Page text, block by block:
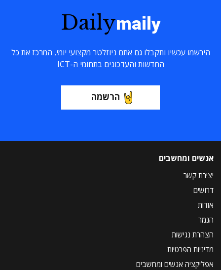
Dailymaily
הירשמו עכשיו ותקבלו גם אתם ניוזלטר מקצועי יומי, המרכז את כל
החדשות והעדכונים בתחומי ה-ICT
הרשמה
אנשים ומחשבים
יצירת קשר
דרושים
אודות
הנמר
הצהרת נגישות
מדיניות הפרטיות
אפליקציה אנשים ומחשבים